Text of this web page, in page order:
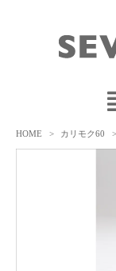
HOME > カリモク60 >